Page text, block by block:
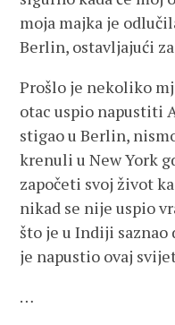
moja majka je
Berlin, ostavljajući
Prošlo je nekoliko
otac uspio napustiti
stigao u Berlin,
krenuli u New York
započeti svoj život
nikad se nije uspio
što je u Indiji
je napustio ovaj
…